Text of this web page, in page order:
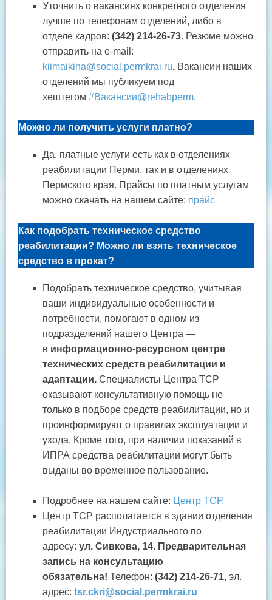
Уточнить о вакансиях конкретного отделения
лучше по телефонам отделений, либо в
отделе кадров: (342) 214-26-73. Резюме можно
отправить на e-mail:
kiimaikina@social.permkrai.ru. Вакансии наших
отделений мы публикуем под
хештегом #Вакансии@rehabperm.
Можно ли получить услуги платно?
Да, платные услуги есть как в отделениях
реабилитации Перми, так и в отделениях
Пермского края. Прайсы по платным услугам
можно скачать на нашем сайте: прайс
Как подобрать техническое средство
реабилитации? Можно ли взять техническое
средство в прокат?
Подобрать техническое средство, учитывая
ваши индивидуальные особенности и
потребности, помогают в одном из
подразделений нашего Центра —
в информационно-ресурсном центре
технических средств реабилитации и
адаптации. Специалисты Центра ТСР
оказывают консультативную помощь не
только в подборе средств реабилитации, но и
проинформируют о правилах эксплуатации и
ухода. Кроме того, при наличии показаний в
ИПРА средства реабилитации могут быть
выданы во временное пользование.
Подробнее на нашем сайте: Центр ТСР.
Центр ТСР располагается в здании отделения
реабилитации Индустриального по
адресу: ул. Сивкова, 14. Предварительная
запись на консультацию
обязательна! Телефон: (342) 214-26-71, эл.
адрес: tsr.ckri@social.permkrai.ru